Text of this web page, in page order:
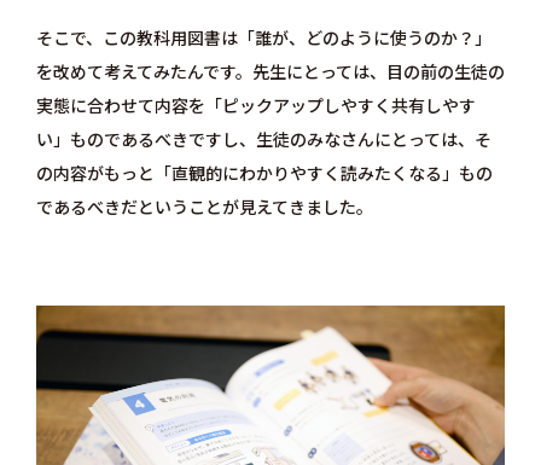
そこで、この教科用図書は「誰が、どのように使うのか？」
を改めて考えてみたんです。先生にとっては、目の前の生徒の
実態に合わせて内容を「ピックアップしやすく共有しやす
い」ものであるべきですし、生徒のみなさんにとっては、そ
の内容がもっと「直観的にわかりやすく読みたくなる」もの
であるべきだということが見えてきました。